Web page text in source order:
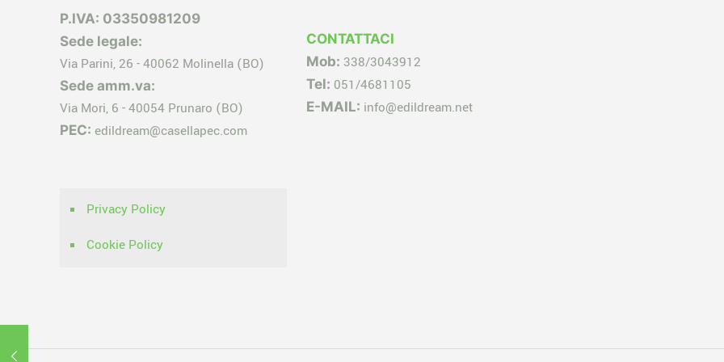
P.IVA: 03350981209
Sede legale:
Via Parini, 26 - 40062 Molinella (BO)
Sede amm.va:
Via Mori, 6 - 40054 Prunaro (BO)
PEC: edildream@casellapec.com
Privacy Policy
Cookie Policy
CONTATTACI
Mob: 338/3043912
Tel: 051/4681105
E-MAIL: info@edildream.net